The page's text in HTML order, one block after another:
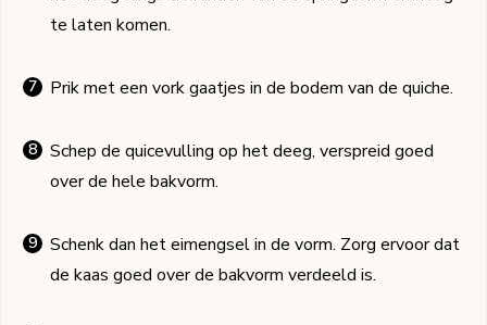
te laten komen.
Prik met een vork gaatjes in de bodem van de quiche.
Schep de quicevulling op het deeg, verspreid goed
over de hele bakvorm.
Schenk dan het eimengsel in de vorm. Zorg ervoor dat
de kaas goed over de bakvorm verdeeld is.